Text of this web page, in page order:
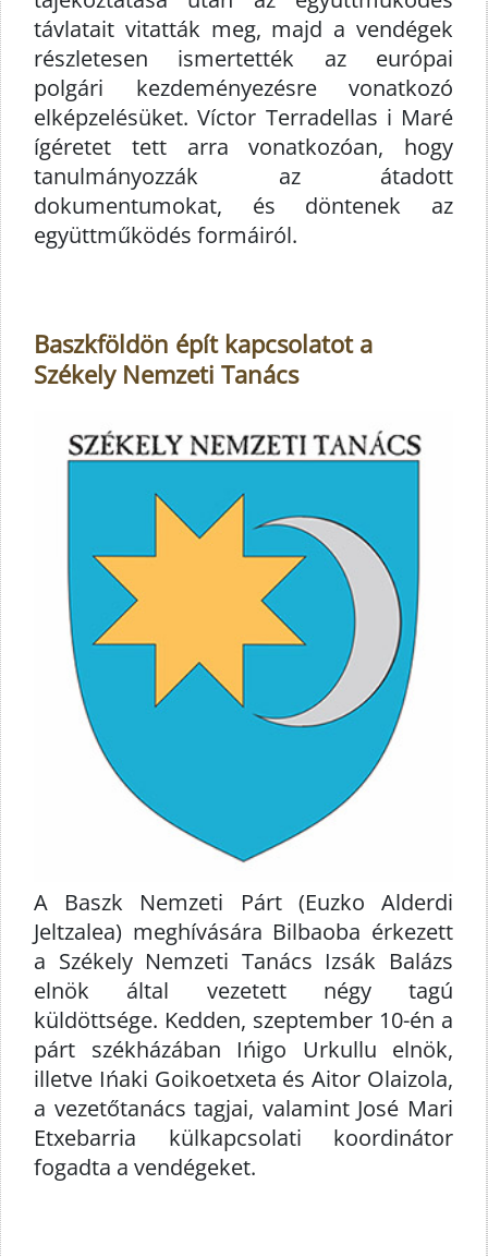
távlatait vitatták meg, majd a vendégek
részletesen ismertették az európai
polgári kezdeményezésre vonatkozó
elképzelésüket. Víctor Terradellas i Maré
ígéretet tett arra vonatkozóan, hogy
tanulmányozzák az átadott
dokumentumokat, és döntenek az
együttműködés formáiról.
Baszkföldön épít kapcsolatot a
Székely Nemzeti Tanács
A Baszk Nemzeti Párt (Euzko Alderdi
Jeltzalea) meghívására Bilbaoba érkezett
a Székely Nemzeti Tanács Izsák Balázs
elnök által vezetett négy tagú
küldöttsége. Kedden, szeptember 10-én a
párt székházában Ińigo Urkullu elnök,
illetve Ińaki Goikoetxeta és Aitor Olaizola,
a vezetőtanács tagjai, valamint José Mari
Etxebarria külkapcsolati koordinátor
fogadta a vendégeket.